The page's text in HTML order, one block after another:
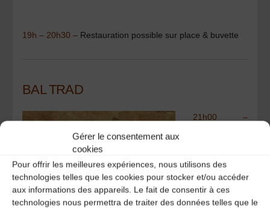
Gérer le consentement aux
cookies
Pour offrir les meilleures expériences, nous utilisons des
technologies telles que les cookies pour stocker et/ou accéder
aux informations des appareils. Le fait de consentir à ces
technologies nous permettra de traiter des données telles que le
19h – 20h30 – Restauration possible sur place & buvette
BAL TRAD
21h00 –
altiligérien
Entre
répertoire
traditionnel